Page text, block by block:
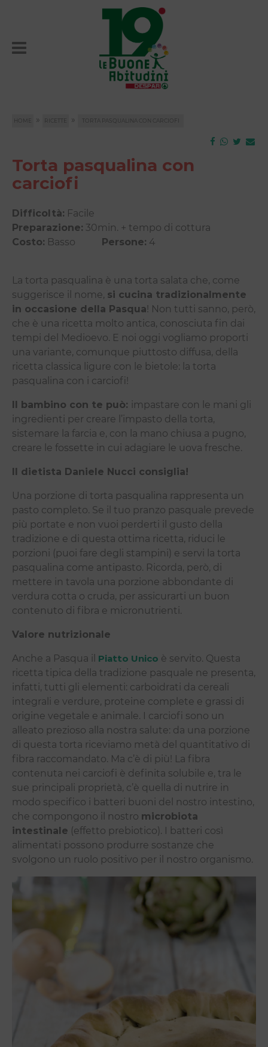
HOME » RICETTE » TORTA PASQUALINA CON CARCIOFI
Torta pasqualina con
carciofi
Difficoltà: Facile
Preparazione: 30min. + tempo di cottura
Costo: Basso Persone: 4
La torta pasqualina è una torta salata che, come
suggerisce il nome, si cucina tradizionalmente
in occasione della Pasqua! Non tutti sanno, però,
che è una ricetta molto antica, conosciuta fin dai
tempi del Medioevo. E noi oggi vogliamo proporti
una variante, comunque piuttosto diffusa, della
ricetta classica ligure con le bietole: la torta
pasqualina con i carciofi!
Il bambino con te può: impastare con le mani gli
ingredienti per creare l’impasto della torta,
sistemare la farcia e, con la mano chiusa a pugno,
creare le fossette in cui adagiare le uova fresche.
Il dietista Daniele Nucci consiglia!
Una porzione di torta pasqualina rappresenta un
pasto completo. Se il tuo pranzo pasquale prevede
più portate e non vuoi perderti il gusto della
tradizione e di questa ottima ricetta, riduci le
porzioni (puoi fare degli stampini) e servi la torta
pasqualina come antipasto. Ricorda, però, di
mettere in tavola una porzione abbondante di
verdura cotta o cruda, per assicurarti un buon
contenuto di fibra e micronutrienti.
Valore nutrizionale
Anche a Pasqua il Piatto Unico è servito. Questa
ricetta tipica della tradizione pasquale ne presenta,
infatti, tutti gli elementi: carboidrati da cereali
integrali e verdure, proteine complete e grassi di
origine vegetale e animale. I carciofi sono un
alleato prezioso alla nostra salute: da una porzione
di questa torta riceviamo metà del quantitativo di
fibra raccomandato. Ma c’è di più! La fibra
contenuta nei carciofi è definita solubile e, tra le
sue principali proprietà, c’è quella di nutrire in
modo specifico i batteri buoni del nostro intestino,
che compongono il nostro microbiota
intestinale (effetto prebiotico). I batteri così
alimentati possono produrre sostanze che
svolgono un ruolo positivo per il nostro organismo.